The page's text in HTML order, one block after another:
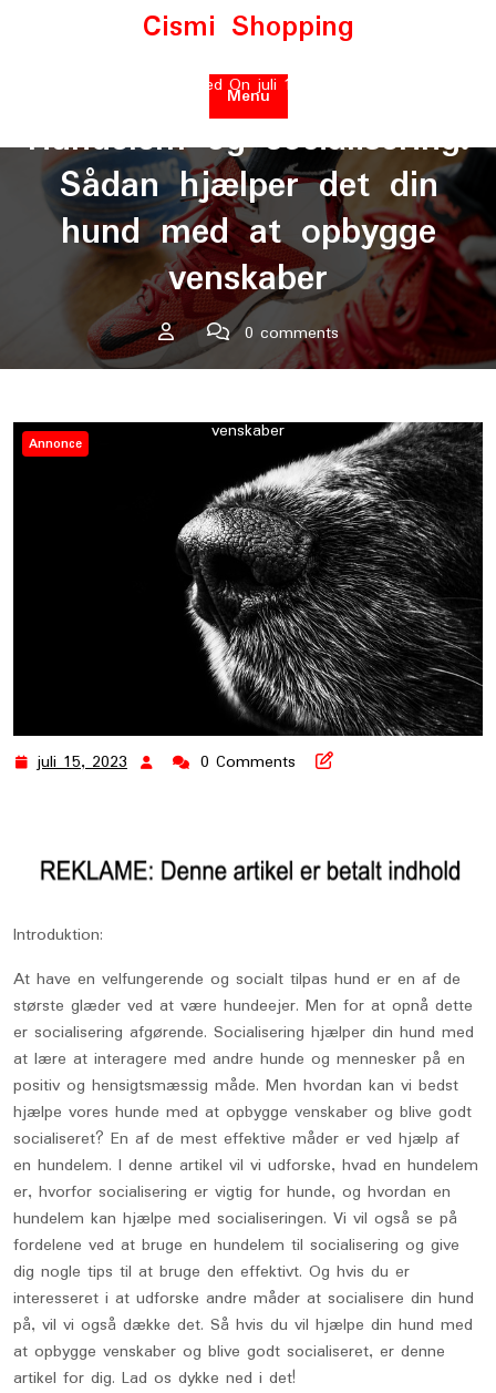
Cismi Shopping
Menu
Posted On juli 15, 2023
Hundelem og socialisering:
Sådan hjælper det din
hund med at opbygge
venskaber
0 comments
Cismi Shopping>>Indlæg og artikler>> Hundelem og
venskaber
Annonce
juli 15, 2023 juli
0 Comments
Introduktion:
At have en velfungerende og socialt tilpas hund er en af ​​de
største glæder ved at være hundeejer. Men for at opnå dette
er socialisering afgørende. Socialisering hjælper din hund med
at lære at interagere med andre hunde og mennesker på en
positiv og hensigtsmæssig måde. Men hvordan kan vi bedst
hjælpe vores hunde med at opbygge venskaber og blive godt
socialiseret? En af de mest effektive måder er ved hjælp af
en hundelem. I denne artikel vil vi udforske, hvad en hundelem
er, hvorfor socialisering er vigtig for hunde, og hvordan en
hundelem kan hjælpe med socialiseringen. Vi vil også se på
fordelene ved at bruge en hundelem til socialisering og give
dig nogle tips til at bruge den effektivt. Og hvis du er
interesseret i at udforske andre måder at socialisere din hund
på, vil vi også dække det. Så hvis du vil hjælpe din hund med
at opbygge venskaber og blive godt socialiseret, er denne
artikel for dig. Lad os dykke ned i det!